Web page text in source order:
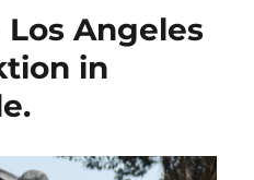
Angeles
in